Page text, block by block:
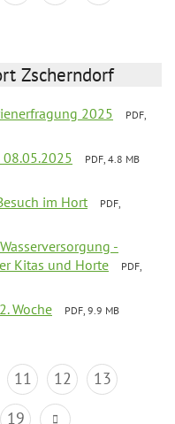
Zscherndorf
2025
PDF,
PDF, 4.8 MB
im Hort
PDF,
-
Kitas und Horte
PDF,
Woche
PDF, 9.9 MB
11 12
13
19